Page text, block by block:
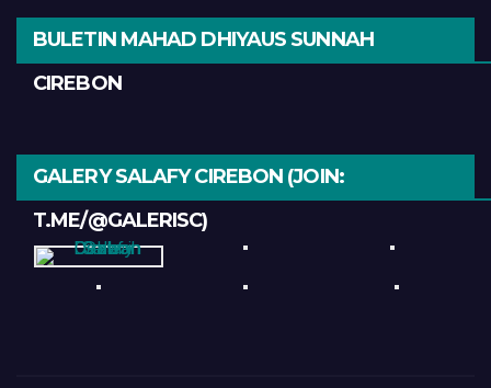
BULETIN MAHAD DHIYAUS SUNNAH
CIREBON
GALERY SALAFY CIREBON (JOIN:
T.ME/@GALERISC)